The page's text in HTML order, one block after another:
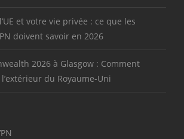
et votre vie privée : ce que les
doivent savoir en 2026
2026 à Glasgow : Comment
du Royaume-Uni